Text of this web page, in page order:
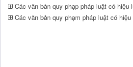
Các văn bản quy phạp pháp luật có hiệu
Các văn bản quy phạm pháp luật có